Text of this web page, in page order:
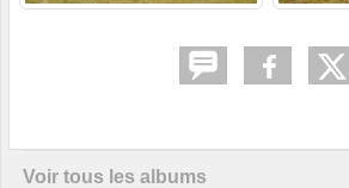
Voir tous les albums